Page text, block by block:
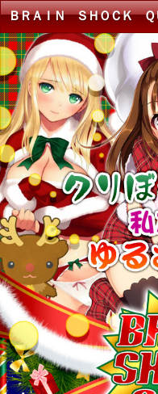
ＢＲＡＩＮ ＳＨＯＣＫ Ｑ